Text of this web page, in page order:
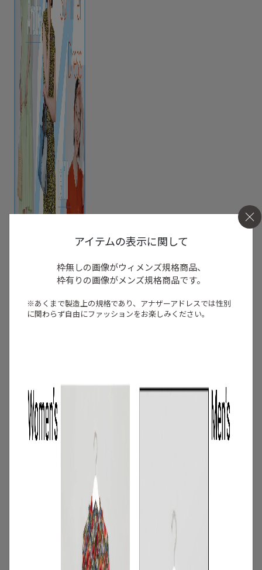
コーディネート アイテム
【甘シャツ・ブラウス100選】大人可愛い
夏コーデにおすすめ！映えトップスを厳
選
アイテムの表示に関して
枠無しの画像がウィメンズ規格商品、
枠有りの画像がメンズ規格商品です。
※あくまで製造上の規格であり、アナザーアドレスでは性別
に関わらず自由にファッションをお楽しみください。